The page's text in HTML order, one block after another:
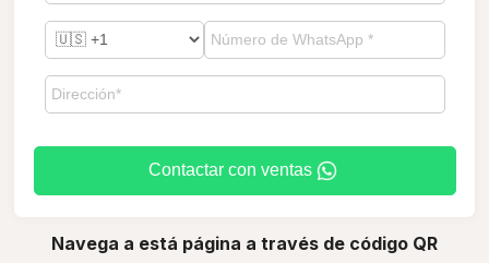
Contactar con ventas
Navega a está página a través de código QR